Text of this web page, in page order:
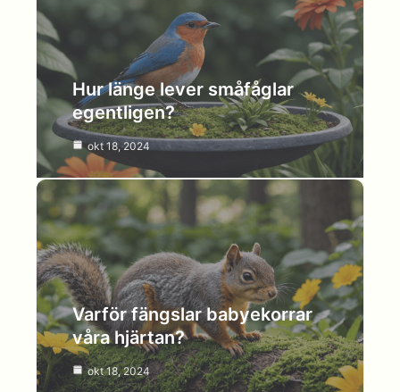
Hur länge lever småfåglar
egentligen?
okt 18, 2024
Varför fängslar babyekorrar
våra hjärtan?
okt 18, 2024